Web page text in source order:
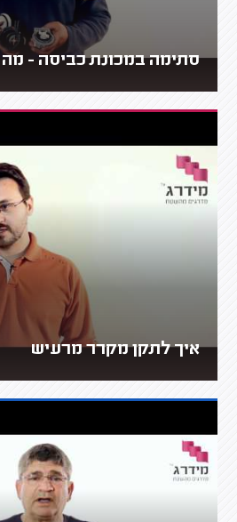
סתימה במכונת כביסה -
איך לתקן מקרר מרעיש